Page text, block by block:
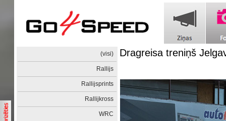
(visi)
Rallijs
Rallijsprints
Rallijkross
WRC
Dragreisa treniņš